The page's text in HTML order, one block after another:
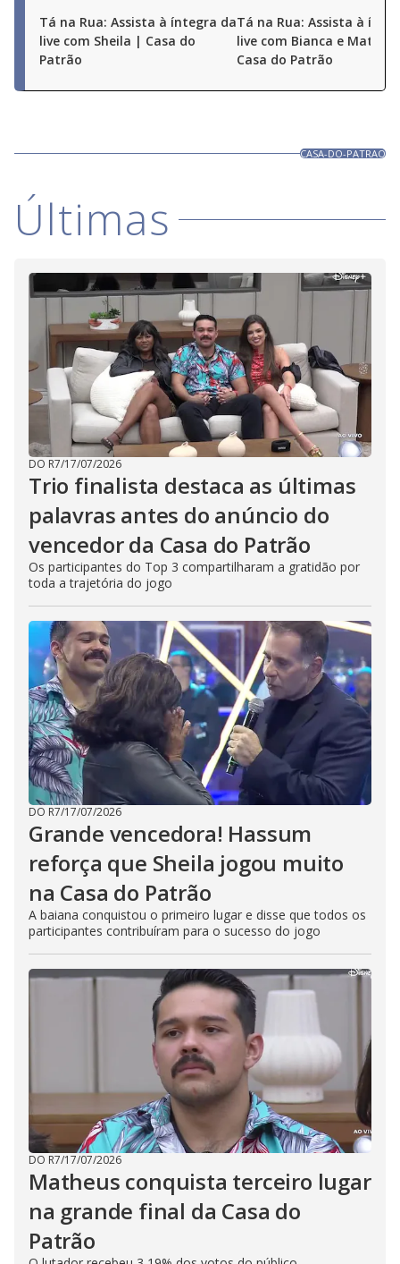
Tá na Rua: Assista à íntegra da
live com Sheila | Casa do
Patrão
Tá na Rua: Assista à
live com Bianca e
Casa do Patrão
CASA-DO-PATRAO
Últimas
DO R7/17/07/2026
Trio finalista destaca as últimas
palavras antes do anúncio do
vencedor da Casa do Patrão
Os participantes do Top 3 compartilharam a gratidão por
toda a trajetória do jogo
DO R7/17/07/2026
Grande vencedora! Hassum
reforça que Sheila jogou muito
na Casa do Patrão
A baiana conquistou o primeiro lugar e disse que todos os
participantes contribuíram para o sucesso do jogo
DO R7/17/07/2026
Matheus conquista terceiro lugar
na grande final da Casa do
Patrão